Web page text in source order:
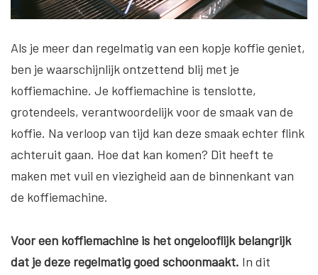
Als je meer dan regelmatig van een kopje koffie geniet,
ben je waarschijnlijk ontzettend blij met je
koffiemachine. Je koffiemachine is tenslotte,
grotendeels, verantwoordelijk voor de smaak van de
koffie. Na verloop van tijd kan deze smaak echter flink
achteruit gaan. Hoe dat kan komen? Dit heeft te
maken met vuil en viezigheid aan de binnenkant van
de koffiemachine.
Voor een koffiemachine is het ongelooflijk belangrijk
dat je deze regelmatig goed schoonmaakt. In dit